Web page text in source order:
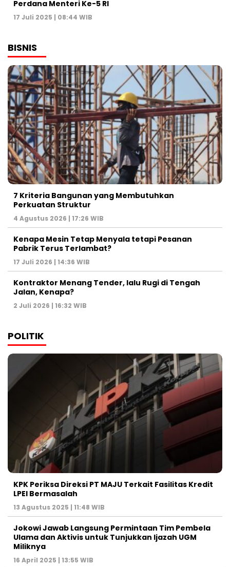
Perdana Menteri Ke-5 RI
17 Juli 2025 | 08:44 WIB
BISNIS
7 Kriteria Bangunan yang Membutuhkan
Perkuatan Struktur
4 Agustus 2026 | 17:26 WIB
Kenapa Mesin Tetap Menyala tetapi Pesanan
Pabrik Terus Terlambat?
17 Juli 2026 | 14:36 WIB
Kontraktor Menang Tender, lalu Rugi di Tengah
Jalan, Kenapa?
2 Juli 2026 | 16:32 WIB
POLITIK
KPK Periksa Direksi PT MAJU Terkait Fasilitas Kredit
LPEI Bermasalah
13 Agustus 2025 | 11:48 WIB
Jokowi Jawab Langsung Permintaan Tim Pembela
Ulama dan Aktivis untuk Tunjukkan Ijazah UGM
Miliknya
16 April 2025 | 13:55 WIB